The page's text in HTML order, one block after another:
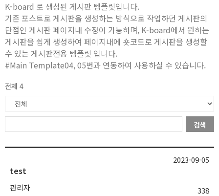
K-board 로 생성된 게시판 템플릿입니다.
기존 포스트로 게시판을 생성하는 방식으로 작업하던 게시판의
단점인 게시판 페이지내 수정이 가능하며, K-board에서 원하는
게시판을 쉽게 생성하여 페이지내에 숏코드로 게시판을 생성할
수 있는 게시판전용 템플릿 입니다.
#Main Template04, 05번과 연동하여 사용하실 수 있습니다.
전체 4
검색
test
관리자 338
2023-09-05